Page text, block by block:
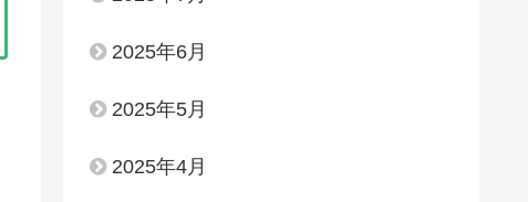
2025年6月
2025年5月
2025年4月